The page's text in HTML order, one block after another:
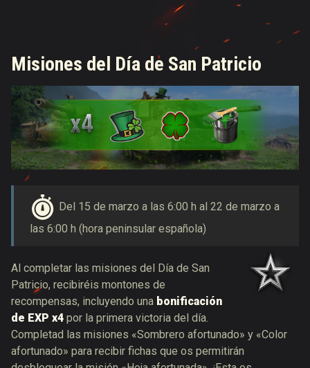
Misiones del Día de San Patricio
Del 15 de marzo a las 6:00 h al 22 de marzo a
las 6:00 h (hora peninsular española)
Al completar las misiones del Día de San
Patricio, recibiréis montones de
recompensas, incluyendo una bonificación
de EXP x4 por la primera victoria del día.
Completad las misiones «Sombrero afortunado» y «Color
afortunado» para recibir fichas que os permitirán